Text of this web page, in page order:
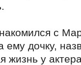
с
дочку,
жизнь у